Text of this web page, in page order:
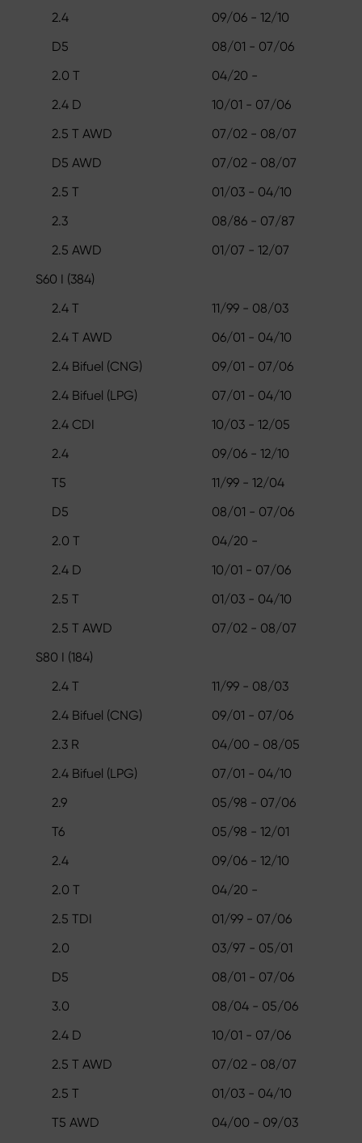
2.4
09/06 - 12/10
D5
08/01 - 07/06
2.0 T
04/20 -
2.4 D
10/01 - 07/06
2.5 T AWD
07/02 - 08/07
D5 AWD
07/02 - 08/07
2.5 T
01/03 - 04/10
2.3
08/86 - 07/87
2.5 AWD
01/07 - 12/07
S60 I (384)
2.4 T
11/99 - 08/03
2.4 T AWD
06/01 - 04/10
2.4 Bifuel (CNG)
09/01 - 07/06
2.4 Bifuel (LPG)
07/01 - 04/10
2.4 CDI
10/03 - 12/05
2.4
09/06 - 12/10
T5
11/99 - 12/04
D5
08/01 - 07/06
2.0 T
04/20 -
2.4 D
10/01 - 07/06
2.5 T
01/03 - 04/10
2.5 T AWD
07/02 - 08/07
S80 I (184)
2.4 T
11/99 - 08/03
2.4 Bifuel (CNG)
09/01 - 07/06
2.3 R
04/00 - 08/05
2.4 Bifuel (LPG)
07/01 - 04/10
2.9
05/98 - 07/06
T6
05/98 - 12/01
2.4
09/06 - 12/10
2.0 T
04/20 -
2.5 TDI
01/99 - 07/06
2.0
03/97 - 05/01
D5
08/01 - 07/06
3.0
08/04 - 05/06
2.4 D
10/01 - 07/06
2.5 T AWD
07/02 - 08/07
2.5 T
01/03 - 04/10
T5 AWD
04/00 - 09/03